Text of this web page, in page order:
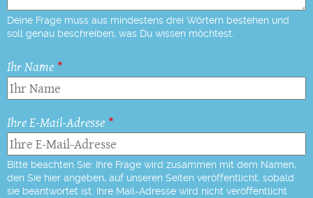
Deine Frage muss aus mindestens drei Wörtern bestehen und
soll genau beschreiben, was Du wissen möchtest.
Ihr Name
Ihre E-Mail-Adresse
Bitte beachten Sie: Ihre Frage wird zusammen mit dem Namen,
den Sie hier angeben, auf unseren Seiten veröffentlicht, sobald
sie beantwortet ist. Ihre Mail-Adresse wird nicht veröffentlicht